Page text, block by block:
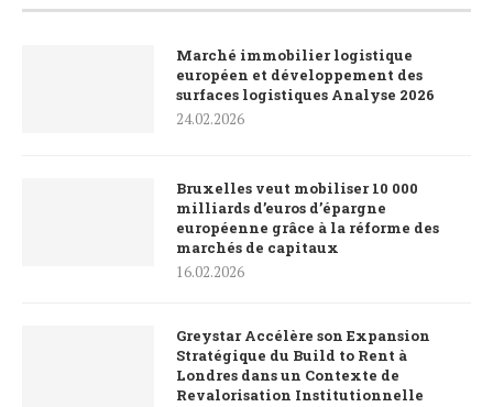
Marché immobilier logistique
européen et développement des
surfaces logistiques Analyse 2026
24.02.2026
Bruxelles veut mobiliser 10 000
milliards d’euros d’épargne
européenne grâce à la réforme des
marchés de capitaux
16.02.2026
Greystar Accélère son Expansion
Stratégique du Build to Rent à
Londres dans un Contexte de
Revalorisation Institutionnelle